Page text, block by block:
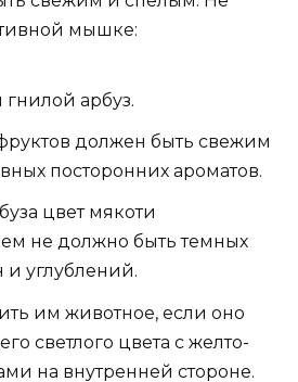
мышке:
арбуз.
должен быть свежим
посторонних ароматов.
цвет мякоти
не должно быть темных
и углублений.
им животное, если оно
светлого цвета с желто-
на внутренней стороне.